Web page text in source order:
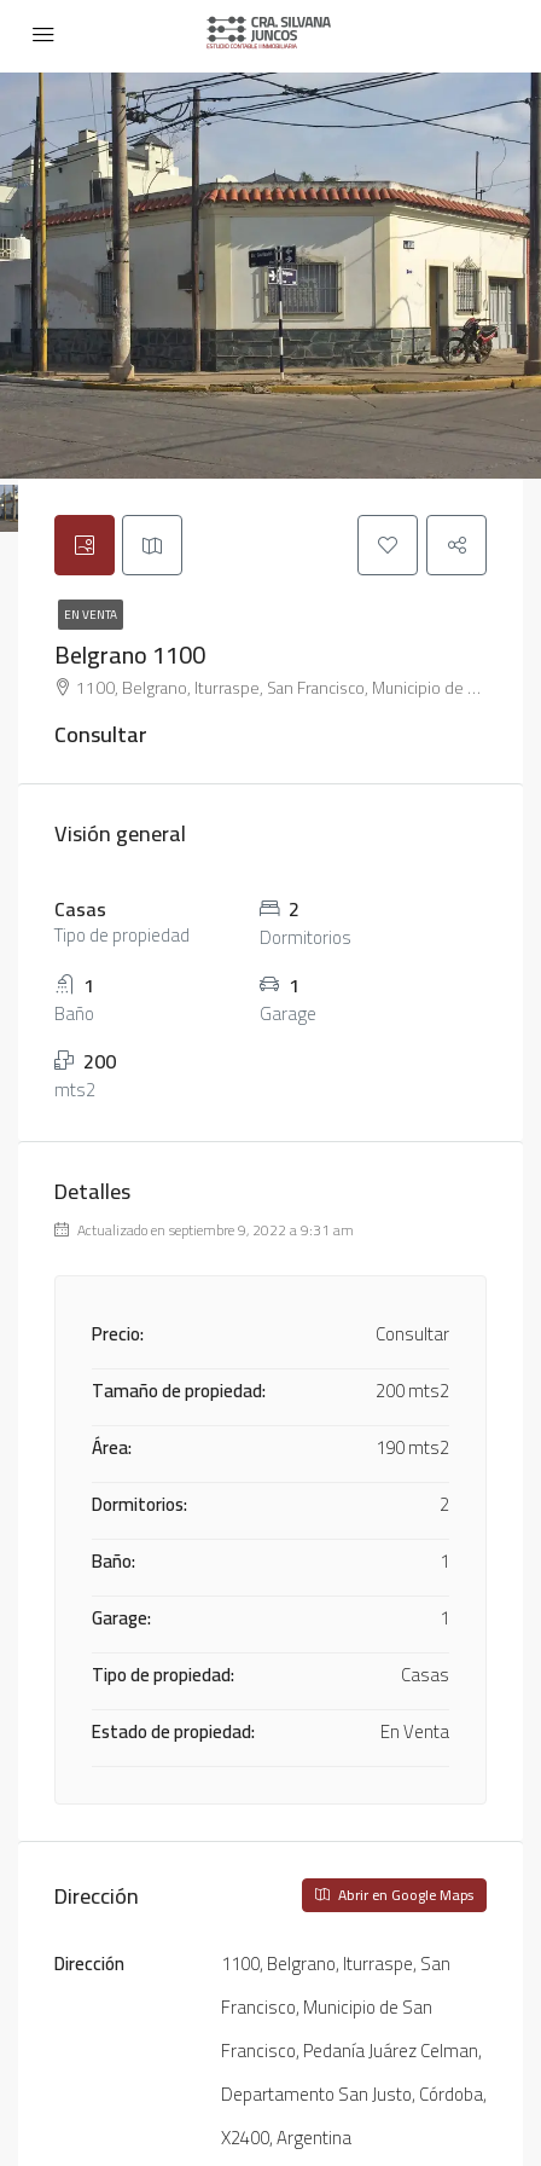
EN VENTA
Belgrano 1100
1100, Belgrano, Iturraspe, San Francisco, Municipio de San Francisco, Pedanía Juárez Celman, Departamento San Justo, Córdoba, X2400, Argentina
Consultar
Visión general
Casas
Tipo de propiedad
2
Dormitorios
1
Baño
1
Garage
200
mts2
Detalles
Actualizado en septiembre 9, 2022 a 9:31 am
Precio:
Consultar
Tamaño de propiedad:
200 mts2
Área:
190 mts2
Dormitorios:
2
Baño:
1
Garage:
1
Tipo de propiedad:
Casas
Estado de propiedad:
En Venta
Dirección Abrir en Google Maps
Dirección
1100, Belgrano, Iturraspe, San
Francisco, Municipio de San
Francisco, Pedanía Juárez Celman,
Departamento San Justo, Córdoba,
X2400, Argentina